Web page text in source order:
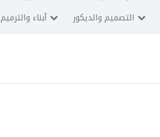
أبناء والترميم التصميم والديكور